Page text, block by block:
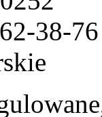
38-76